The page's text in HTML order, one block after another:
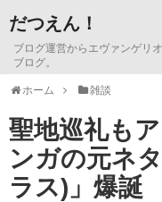
だつえん！
ブログ運営からエヴァンゲリ
ブログ。
ホーム 雑談
聖地巡礼も
ンガの元ネ
ラス)」爆誕